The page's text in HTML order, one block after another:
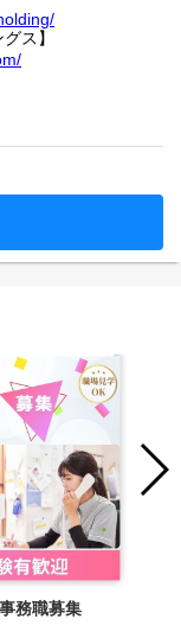
ス】
務職募集